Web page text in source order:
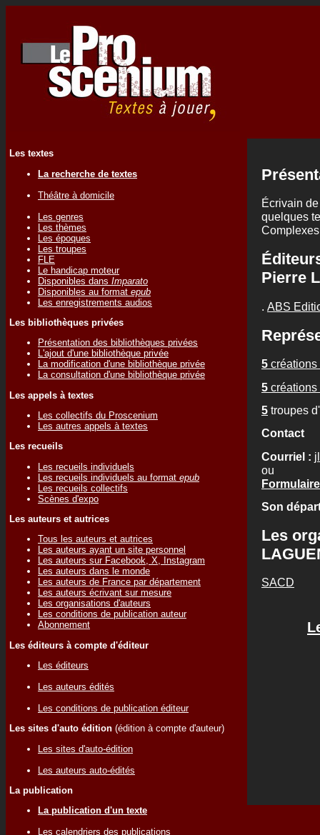
Les textes
La recherche de textes
Théâtre à domicile
Les genres
Les thèmes
Les époques
Les troupes
FLE
Le handicap moteur
Disponibles dans Imparato
Disponibles au format epub
Les enregistrements audios
Les bibliothèques privées
Présentation des bibliothèques privées
L'ajout d'une bibliothèque privée
La modification d'une bibliothèque privée
La consultation d'une bibliothèque privée
Les appels à textes
Les collectifs du Proscenium
Les autres appels à textes
Les recueils
Les recueils individuels
Les recueils individuels au format epub
Les recueils collectifs
Scènes d'expo
Les auteurs et autrices
Tous les auteurs et autrices
Les auteurs ayant un site personnel
Les auteurs sur Facebook, X, Instagram
Les auteurs dans le monde
Les auteurs de France par département
Les auteurs écrivant sur mesure
Les organisations d'auteurs
Les conditions de publication auteur
Abonnement
Les éditeurs à compte d'éditeur
Les éditeurs
Les auteurs édités
Les conditions de publication éditeur
Les sites d'auto édition (édition à compte d'auteur)
Les sites d'auto-édition
Les auteurs auto-édités
La publication
La publication d'un texte
Les calendriers des publications
Écrivain
quelques
Pierre
. ABS
5 créations
5 créations
5 troupes
Contact
Courriel :
ou
Son
Les
SACD